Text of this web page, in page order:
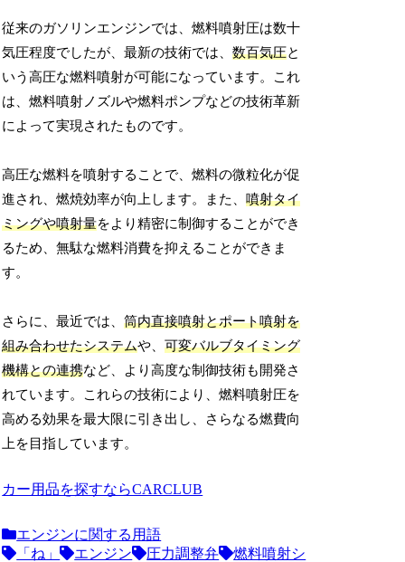
従来のガソリンエンジンでは、燃料噴射圧は数十
気圧程度でしたが、最新の技術では、数百気圧と
いう高圧な燃料噴射が可能になっています。これ
は、燃料噴射ノズルや燃料ポンプなどの技術革新
によって実現されたものです。
高圧な燃料を噴射することで、燃料の微粒化が促
進され、燃焼効率が向上します。また、噴射タイ
ミングや噴射量をより精密に制御することができ
るため、無駄な燃料消費を抑えることができま
す。
さらに、最近では、筒内直接噴射とポート噴射を
組み合わせたシステムや、可変バルブタイミング
機構との連携など、より高度な制御技術も開発さ
れています。これらの技術により、燃料噴射圧を
高める効果を最大限に引き出し、さらなる燃費向
上を目指しています。
カー用品を探すならCARCLUB
エンジンに関する用語
「ね」
エンジン 圧力調整弁
燃料噴射シ